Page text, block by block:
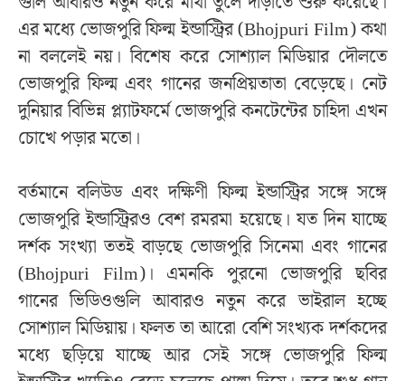
এর মধ্যে ভোজপুরি ফিল্ম ইন্ডাস্ট্রির (Bhojpuri Film) কথা
না বললেই নয়। বিশেষ করে সোশ্যাল মিডিয়ার দৌলতে
ভোজপুরি ফিল্ম এবং গানের জনপ্রিয়তাতা বেড়েছে। নেট
দুনিয়ার বিভিন্ন প্ল্যাটফর্মে ভোজপুরি কনটেন্টের চাহিদা এখন
চোখে পড়ার মতো।
বর্তমানে বলিউড এবং দক্ষিণী ফিল্ম ইন্ডাস্ট্রির সঙ্গে সঙ্গে
ভোজপুরি ইন্ডাস্ট্রিরও বেশ রমরমা হয়েছে। যত দিন যাচ্ছে
দর্শক সংখ্যা ততই বাড়ছে ভোজপুরি সিনেমা এবং গানের
(Bhojpuri Film)। এমনকি পুরনো ভোজপুরি ছবির
গানের ভিডিওগুলি আবারও নতুন করে ভাইরাল হচ্ছে
সোশ্যাল মিডিয়ায়। ফলত তা আরো বেশি সংখ্যক দর্শকদের
মধ্যে ছড়িয়ে যাচ্ছে আর সেই সঙ্গে ভোজপুরি ফিল্ম